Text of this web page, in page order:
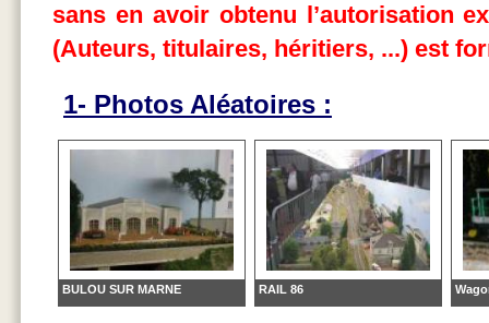
sans en avoir obtenu l’autorisation
(Auteurs, titulaires, héritiers, ...) est
1- Photos Aléatoires :
BULOU SUR MARNE RAIL 86